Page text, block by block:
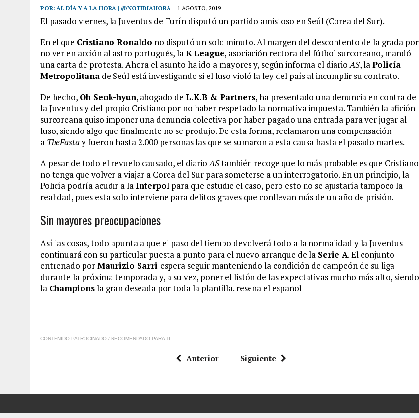
POR: AL DÍA Y A LA HORA | @NOTIDIAHORA 1 AGOSTO, 2019
El pasado viernes, la Juventus de Turín disputó un partido amistoso en Seúl (Corea del Sur).
En el que Cristiano Ronaldo no disputó un solo minuto. Al margen del descontento de la grada por
no ver en acción al astro portugués, laK League, asociación rectora del fútbol surcoreano, mandó
una carta de protesta. Ahora el asunto ha ido a mayores y, según informa el diarioAS, laPolicía
Metropolitana de Seúl está investigando si el luso violó la ley del país al incumplir su contrato.
De hecho, Oh Seok-hyun, abogado de L.K.B & Partners, ha presentado una denuncia en contra de
la Juventus y del propio Cristiano por no haber respetado la normativa impuesta. También la afición
surcoreana quiso imponer una denuncia colectiva por haber pagado una entrada para ver jugar al
luso, siendo algo que finalmente no se produjo. De esta forma, reclamaron una compensación
a TheFastay fueron hasta 2.000 personas las que se sumaron a esta causa hasta el pasado martes.
A pesar de todo el revuelo causado, el diarioAStambién recoge que lo más probable es que Cristiano
no tenga que volver a viajar a Corea del Sur para someterse a un interrogatorio. En un principio, la
Policía podría acudir a laInterpol para que estudie el caso, pero esto no se ajustaría tampoco la
realidad, pues esta solo interviene para delitos graves que conllevan más de un año de prisión.
Sin mayores preocupaciones
Así las cosas, todo apunta a que el paso del tiempo devolverá todo a la normalidad y la Juventus
continuará con su particular puesta a punto para el nuevo arranque de la Serie A. El conjunto
entrenado porMaurizio Sarri espera seguir manteniendo la condición de campeón de su liga
durante la próxima temporada y, a su vez, poner el listón de las expectativas mucho más alto, siendo
la Championsla gran deseada por toda la plantilla. reseña el español
CONTENIDO PATROCINADO / RECOMENDADO PARA TI
Anterior Siguiente